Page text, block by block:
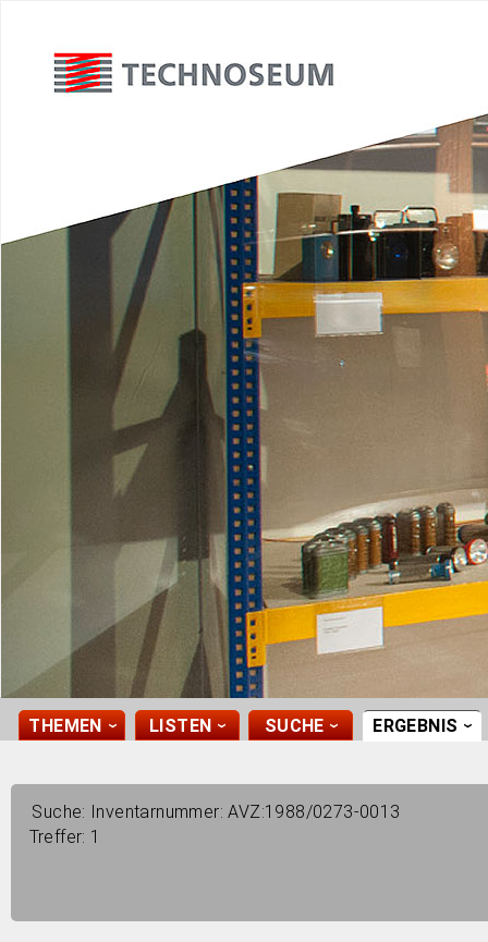
THEMEN › LISTEN › SUCHE › ERGEBNIS ›
Suche: Inventarnummer: AVZ:1988/0273-0013
Treffer: 1